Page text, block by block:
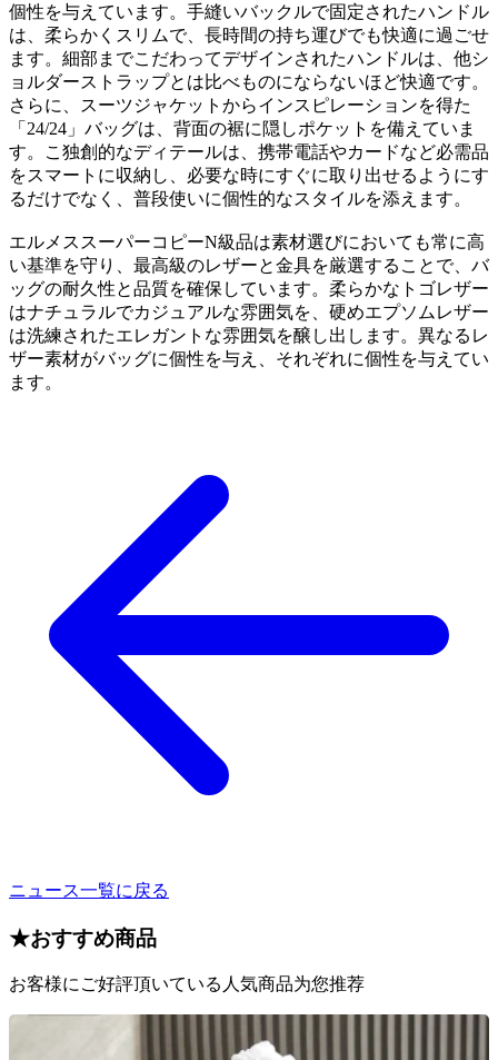
個性を与えています。手縫いバックルで固定されたハンドル
は、柔らかくスリムで、長時間の持ち運びでも快適に過ごせ
ます。細部までこだわってデザインされたハンドルは、他シ
ョルダーストラップとは比べものにならないほど快適です。
さらに、スーツジャケットからインスピレーションを得た
「24/24」バッグは、背面の裾に隠しポケットを備えていま
す。こ独創的なディテールは、携帯電話やカードなど必需品
をスマートに収納し、必要な時にすぐに取り出せるようにす
るだけでなく、普段使いに個性的なスタイルを添えます。
エルメススーパーコピーN級品は素材選びにおいても常に高
い基準を守り、最高級のレザーと金具を厳選することで、バ
ッグの耐久性と品質を確保しています。柔らかなトゴレザー
はナチュラルでカジュアルな雰囲気を、硬めエプソムレザー
は洗練されたエレガントな雰囲気を醸し出します。異なるレ
ザー素材がバッグに個性を与え、それぞれに個性を与えてい
ます。
ニュース一覧に戻る
★おすすめ商品
お客様にご好評頂いている人気商品为您推荐